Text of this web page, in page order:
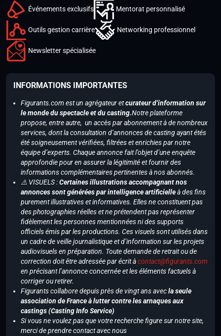
Événements exclusifs Mentorat personnalisé
Outils gestion carrière Networking professionnel
Newsletter spécialisée
INFORMATIONS IMPORTANTES
Figurants.com est un agrégateur etcurateur d’information sur
le monde du spectacle et du casting.Notre plateforme
propose, entre autre, un accès par abonnement à de nombreux
services, dont la consultation d’annonces de casting ayant étés
été soigneusement vérifiées, filtrées et enrichies par notre
équipe d’experts. Chaque annonce fait l’objet d’une enquête
approfondie pour en assurer la légitimité et fournir des
informations complémentaires pertinentes à nos abonnés.
⚠️ VISUELS :Certaines illustrations accompagnant nos
annonces sont générées par intelligence artificielleà des fins
purement illustratives et informatives. Elles ne constituent pas
des photographies réelles et ne prétendent pas représenter
fidèlement les personnes mentionnées ni des supports
officiels émis par les productions. Ces visuels sont utilisés dans
un cadre de veille journalistique et d’information sur les projets
audiovisuels en préparation. Toute demande de retrait ou de
correction doit être adressée par écrit àcontact@figurants.com
en précisant l’annonce concernée et les éléments factuels à
corriger ou retirer.
Figurants collabore depuis près de vingt ans avecla seule
association de France à lutter contre les arnaques aux
castings (Casting Info Service)
Si vous ne voulez pas que votre recherche figure sur notre site,
merci de prendre contact avec nous